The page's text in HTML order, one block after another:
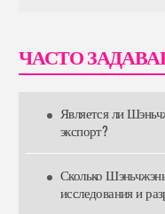
ЧАСТО
Является ли
экспорт?
Сколько
исследования и